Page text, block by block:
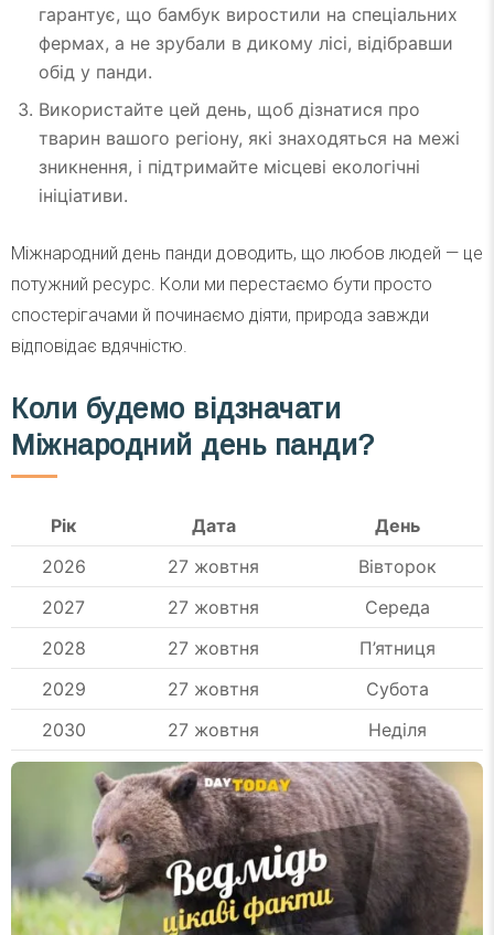
гарантує, що бамбук виростили на спеціальних
фермах, а не зрубали в дикому лісі, відібравши
обід у панди.
Використайте цей день, щоб дізнатися про
тварин вашого регіону, які знаходяться на межі
зникнення, і підтримайте місцеві екологічні
ініціативи.
Міжнародний день панди доводить, що любов людей — це
потужний ресурс. Коли ми перестаємо бути просто
спостерігачами й починаємо діяти, природа завжди
відповідає вдячністю.
Коли будемо відзначати
Міжнародний день панди?
Рік Дата
День
2026
27 жовтня
Вівторок
2027
27 жовтня
Середа
2028
27 жовтня
П’ятниця
2029
27 жовтня
Субота
2030
27 жовтня Неділя